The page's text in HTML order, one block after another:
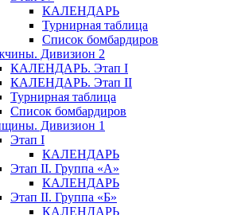
КАЛЕНДАРЬ
Турнирная таблица
Список бомбардиров
Дивизион 2
КАЛЕНДАРЬ. Этап I
КАЛЕНДАРЬ. Этап II
Турнирная таблица
Список бомбардиров
Дивизион 1
Этап I
КАЛЕНДАРЬ
Этап II. Группа «А»
КАЛЕНДАРЬ
Этап II. Группа «Б»
КАЛЕНДАРЬ